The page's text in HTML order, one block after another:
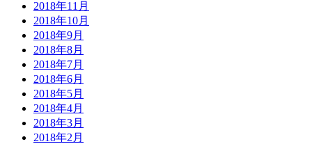
2018年11月
2018年10月
2018年9月
2018年8月
2018年7月
2018年6月
2018年5月
2018年4月
2018年3月
2018年2月